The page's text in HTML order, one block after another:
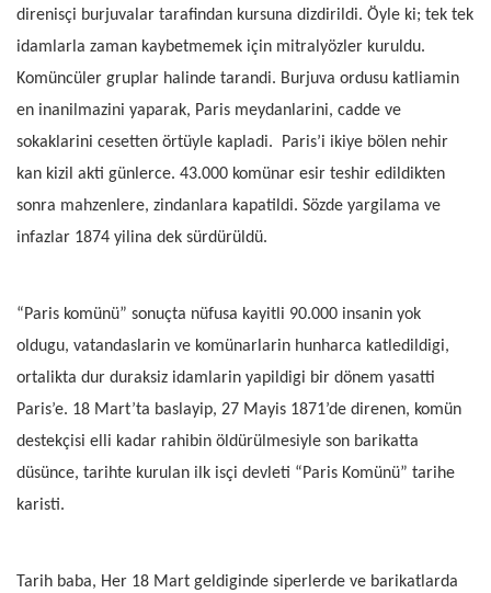
direnisçi burjuvalar tarafindan kursuna dizdirildi. Öyle ki; tek tek
idamlarla zaman kaybetmemek için mitralyözler kuruldu.
Komüncüler gruplar halinde tarandi. Burjuva ordusu katliamin
en inanilmazini yaparak, Paris meydanlarini, cadde ve
sokaklarini cesetten örtüyle kapladi.
Paris’i ikiye bölen nehir
kan kizil akti günlerce. 43.000 komünar esir teshir edildikten
sonra mahzenlere, zindanlara kapatildi. Sözde yargilama ve
infazlar 1874 yilina dek sürdürüldü.
“Paris komünü” sonuçta nüfusa kayitli 90.000 insanin yok
oldugu, vatandaslarin ve komünarlarin hunharca katledildigi,
ortalikta dur duraksiz idamlarin yapildigi bir dönem yasatti
Paris’e. 18 Mart’ta baslayip, 27 Mayis 1871’de direnen, komün
destekçisi elli kadar rahibin öldürülmesiyle son barikatta
düsünce, tarihte kurulan ilk isçi devleti “Paris Komünü” tarihe
karisti.
Tarih baba, Her 18 Mart geldiginde siperlerde ve barikatlarda